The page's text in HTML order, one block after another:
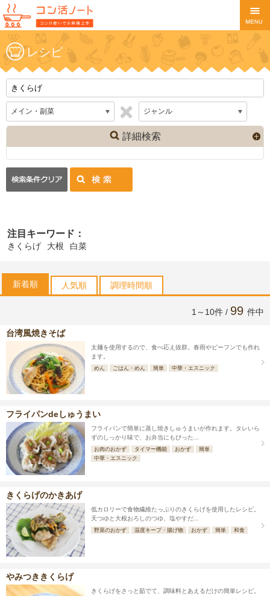
レシピ
詳細検索
注目キーワード：
きくらげ 大根 白菜
新着順 人気順 調理時間順
1～10件 / 99 件中
台湾風焼きそば
太麺を使用するので、食べ応え抜群。春雨やビーフンでも作れ
ます。
めん ごはん・めん 簡単 中華・エスニック
フライパンdeしゅうまい
フライパンで簡単に蒸し焼きしゅうまいが作れます。タレいら
ずのしっかり味で、お弁当にもぴった...
お肉のおかず タイマー機能 おかず
簡単
中華・エスニック
きくらげのかきあげ
低カロリーで食物繊維たっぷりのきくらげを使用したレシピ。
天つゆと大根おろしのつゆ、塩やすだ...
野菜のおかず 温度キープ・揚げ物 おかず 簡単 和食
やみつききくらげ
きくらげをさっと茹でて、調味料とあえるだけの簡単レシピ。